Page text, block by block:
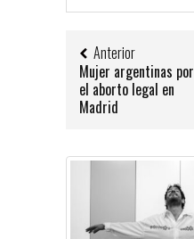
Anterior
Mujer argentinas por
el aborto legal en
Madrid